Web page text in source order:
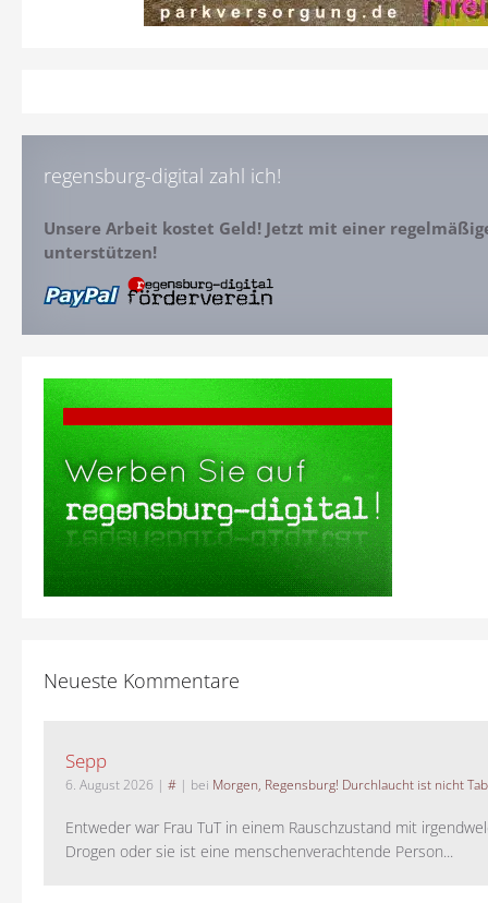
regensburg-digital zahl ich!
Unsere Arbeit kostet Geld! Jetzt mit einer
unterstützen!
Neueste Kommentare
Sepp
6. August 2026 | # | bei Morgen, Regensburg! Durchlaucht ist nicht
Entweder war Frau TuT in einem Rauschzustand mit
Drogen oder sie ist eine menschenverachtende Person...